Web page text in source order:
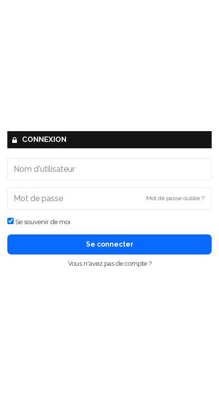
CONNEXION
Mot de passe oublié ?
Se souvenir de moi
Se connecter
Vous n'avez pas de compte ?